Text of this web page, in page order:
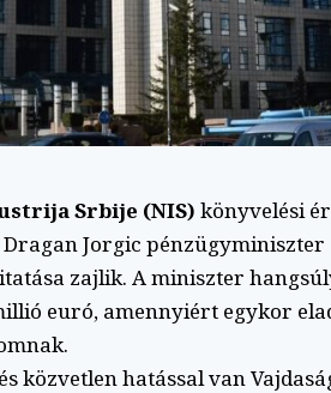
Srbije (NIS) könyvelési
Dragan Jorgic
zajlik. A miniszter
euró, amennyiért egykor
közvetlen hatással van